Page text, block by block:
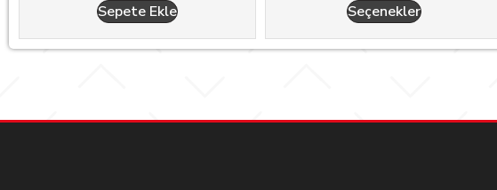
Sepete Ekle Seçenekler